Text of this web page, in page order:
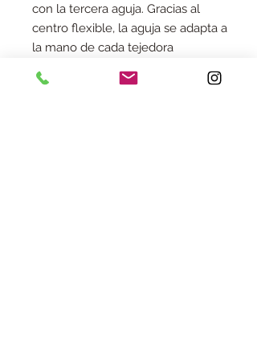
con la tercera aguja. Gracias al
centro flexible, la aguja se adapta a
la mano de cada tejedora